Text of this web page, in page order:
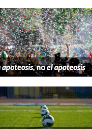
apoteosis, noel apoteosis